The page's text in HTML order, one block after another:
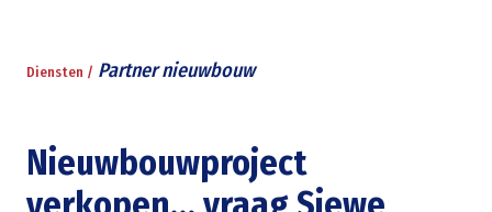
Diensten / Partner nieuwbouw
Nieuwbouwproject